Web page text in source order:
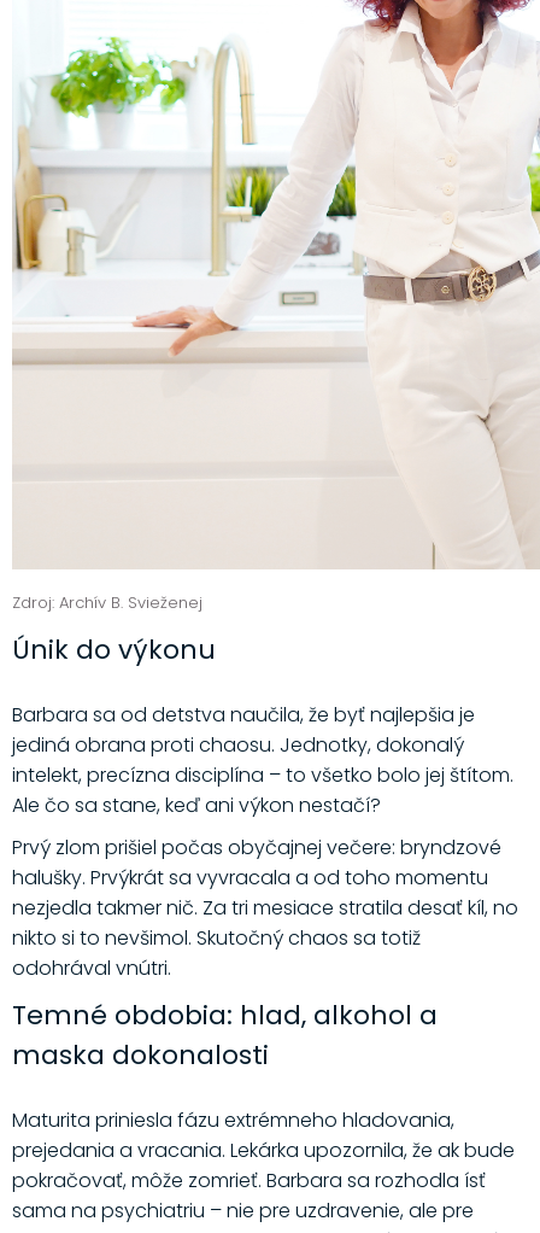
Zdroj: Archív B. Svieženej
Únik do výkonu
Barbara sa od detstva naučila, že byť najlepšia je
jediná obrana proti chaosu. Jednotky, dokonalý
intelekt, precízna disciplína – to všetko bolo jej štítom.
Ale čo sa stane, keď ani výkon nestačí?
Prvý zlom prišiel počas obyčajnej večere: bryndzové
halušky. Prvýkrát sa vyvracala a od toho momentu
nezjedla takmer nič. Za tri mesiace stratila desať kíl, no
nikto si to nevšimol. Skutočný chaos sa totiž
odohrával vnútri.
Temné obdobia: hlad, alkohol a
maska dokonalosti
Maturita priniesla fázu extrémneho hladovania,
prejedania a vracania. Lekárka upozornila, že ak bude
pokračovať, môže zomrieť. Barbara sa rozhodla ísť
sama na psychiatriu – nie pre uzdravenie, ale pre